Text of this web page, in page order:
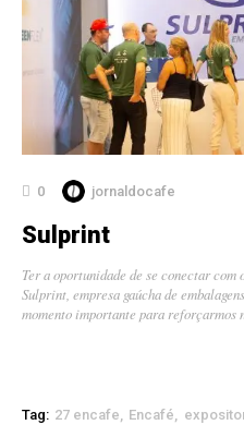
0 jornaldocafe
Sulprint
Ter a oportunidade de se conectar
Sulprint, empresa gaúcha de
momento importante para reforçarmos
Tag: 27 encafe Encafé